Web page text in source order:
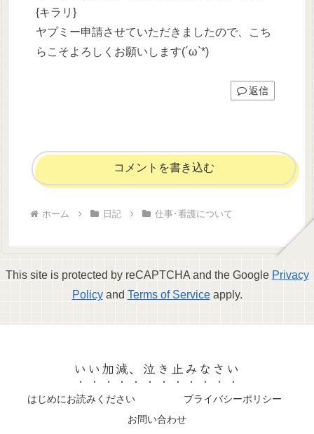
{キラリ}
ヤプミー申請させていただきましたので、こち
らこそよろしくお願いします(´ω`*)
返信
コメントを書き込む
ホーム 日記 仕事･看護について
This site is protected by reCAPTCHA and the Google Privacy
Policyand Terms of Serviceapply.
いい加減、泣き止みなさい
はじめにお読みください
プライバシーポリシー
お問い合わせ